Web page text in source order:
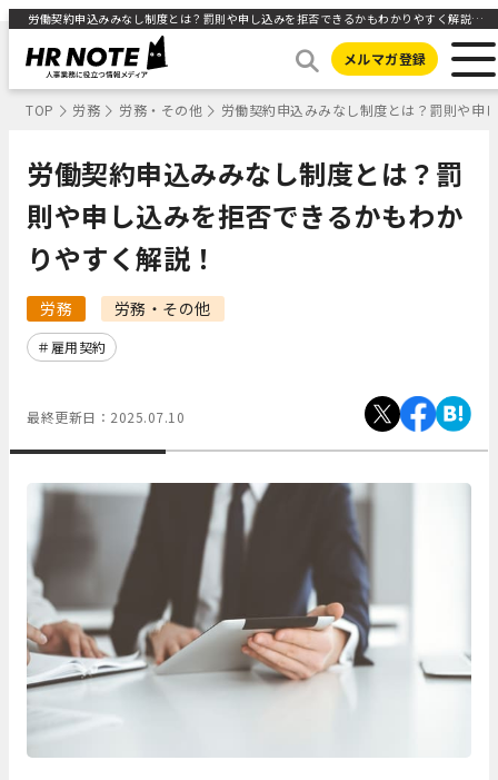
労働契約申込みみなし制度とは？罰則や申し込みを拒否できるかもわかりやすく解説！ ｜HR NOTE
メルマガ登録
TOP 労務 労務・その他 労働契約申込みみなし制度とは？罰則や申
労働契約申込みみなし制度とは？罰
則や申し込みを拒否できるかもわか
りやすく解説！
労務 労務・その他
雇用契約
最終更新日： 2025.07.10